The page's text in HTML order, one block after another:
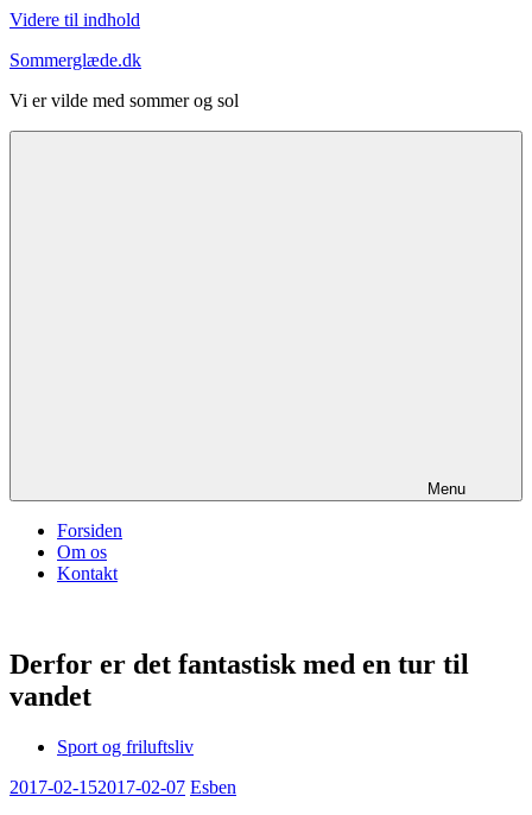
Videre til indhold
Sommerglæde.dk
Vi er vilde med sommer og sol
Menu
Forsiden
Om os
Kontakt
Derfor er det fantastisk med en tur til
vandet
Sport og friluftsliv
2017-02-152017-02-07 Esben